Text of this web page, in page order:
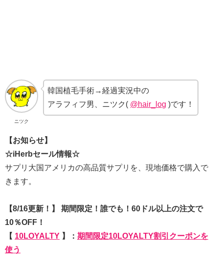
ニツク
韓国植毛手術→経過実況中の
アラフィフ男、ニツク( @hair_log )です！
【お知らせ】
☆iHerbセール情報☆
サプリ大国アメリカの高品質サプリを、現地価格で購入で
きます。
【8/16更新！】 期間限定！誰でも！60ドル以上の注文で
10％OFF！
【 10LOYALTY 】： 期間限定10LOYALTY割引クーポンを
使う